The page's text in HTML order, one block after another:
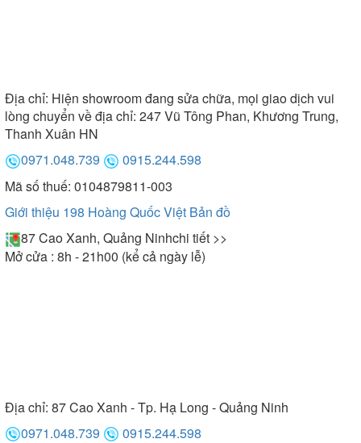
Địa chỉ: Hiện showroom đang sửa chữa, mọi giao dịch vui
lòng chuyển về địa chỉ: 247 Vũ Tông Phan, Khương Trung,
Thanh Xuân HN
0971.048.739
0915.244.598
Mã số thuế: 0104879811-003
Giới thiệu 198 Hoàng Quốc Việt Bản đồ
87 Cao Xanh, Quảng Ninhchi tiết >>
Mở cửa : 8h - 21h00 (kể cả ngày lễ)
Địa chỉ: 87 Cao Xanh - Tp. Hạ Long - Quảng Ninh
0971.048.739
0915.244.598